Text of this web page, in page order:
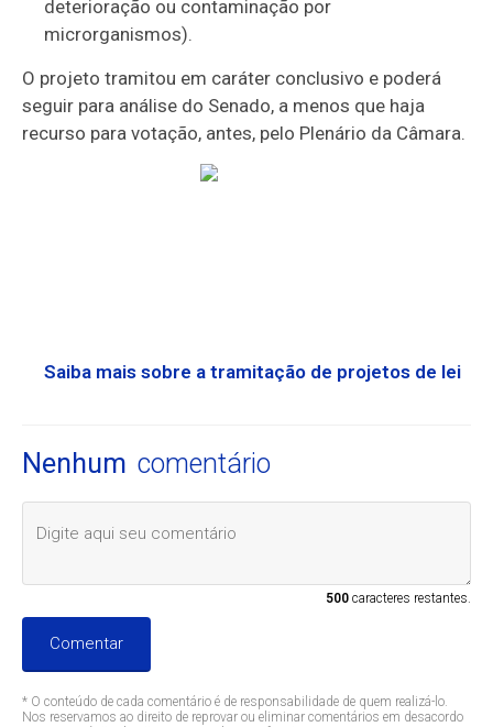
deterioração ou contaminação por
microrganismos).
O projeto tramitou em caráter conclusivo e poderá
seguir para análise do Senado, a menos que haja
recurso para votação, antes, pelo Plenário da Câmara.
Saiba mais sobre a tramitação de projetos de lei
Nenhum comentário
500caracteres restantes.
Comentar
* O conteúdo de cada comentário é de responsabilidade de quem realizá-lo.
Nos reservamos ao direito de reprovar ou eliminar comentários em desacordo